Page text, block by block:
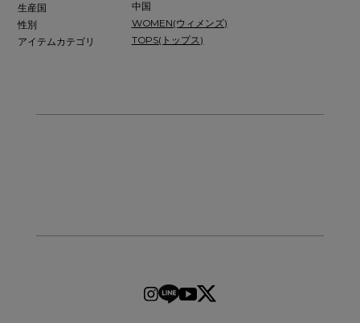
生産国
中国
性別
WOMEN(ウィメンズ)
アイテムカテゴリ
TOPS(トップス)